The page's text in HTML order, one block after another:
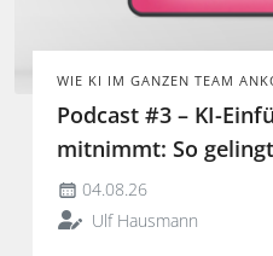
WIE KI IM GANZEN TEAM
Podcast #3 – KI-
mitnimmt: So
04.08.26
Ulf Hausmann